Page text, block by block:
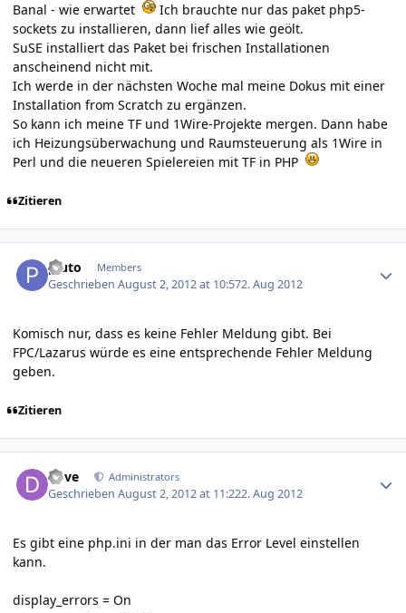
Banal - wie erwartet
Ich brauchte nur das paket php5-
sockets zu installieren, dann lief alles wie geölt.
SuSE installiert das Paket bei frischen Installationen
anscheinend nicht mit.
Ich werde in der nächsten Woche mal meine Dokus mit einer
Installation from Scratch zu ergänzen.
So kann ich meine TF und 1Wire-Projekte mergen. Dann habe
ich Heizungsüberwachung und Raumsteuerung als 1Wire in
Perl und die neueren Spielereien mit TF in PHP
Zitieren
pluto Members
GeschriebenAugust 2, 2012 at 10:572. Aug 2012
Komisch nur, dass es keine Fehler Meldung gibt. Bei
FPC/Lazarus würde es eine entsprechende Fehler Meldung
geben.
Zitieren
dove Administrators
GeschriebenAugust 2, 2012 at 11:222. Aug 2012
Es gibt eine php.ini in der man das Error Level einstellen
kann.
display_errors = On